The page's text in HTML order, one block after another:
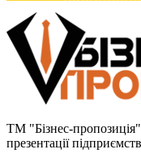
ТМ "Бізнес-
презентації